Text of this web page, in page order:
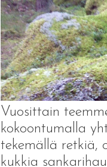
Vuosittain
kokoontumalla
tekemällä retkiä,
kukkia